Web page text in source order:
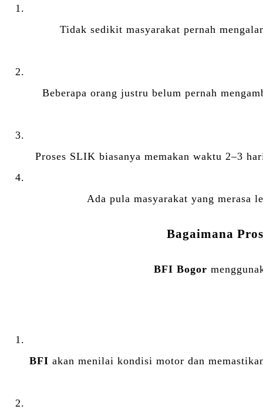
Tidak sedikit masyarakat pernah
Beberapa orang justru belum pernah
Proses SLIK biasanya memakan waktu 2–3
Ada pula masyarakat yang merasa
Bagaimana
BFI Bogor
BFI akan menilai kondisi motor dan